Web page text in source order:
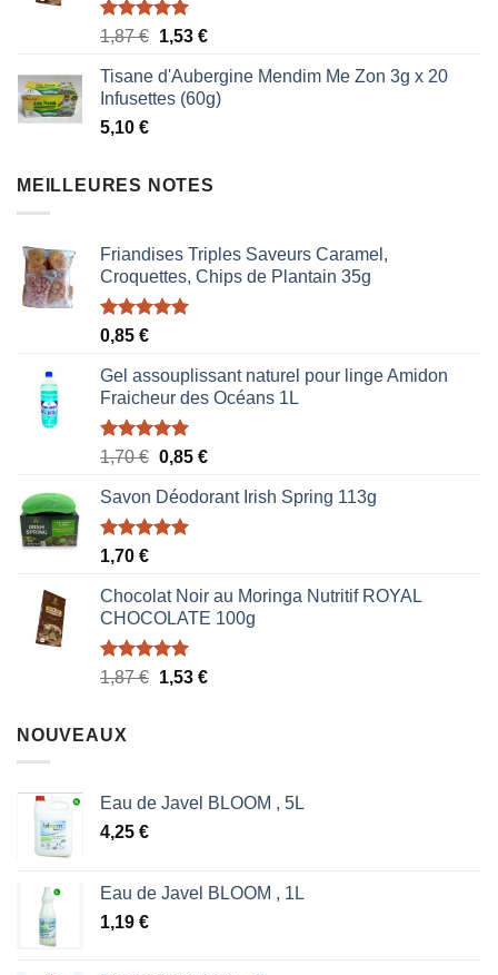
Note5.00
1,87€ Le
initial
était :
1,53 €Le
actuel
est :
Tisane d'Aubergine Mendim Me Zon 3g x 20
Infusettes (60g)
5,10 €
MEILLEURES NOTES
Friandises Triples Saveurs Caramel,
Croquettes, Chips de Plantain 35g
Note5.00
0,85 €
Gel assouplissant naturel pour linge Amidon
Fraicheur des Océans 1L
Note5.00
1,70€ Le
initial
était :
0,85 €Le
actuel
Savon Déodorant Irish Spring 113g
Note5.00
1,70 €
Chocolat Noir au Moringa Nutritif ROYAL
CHOCOLATE 100g
Note5.00
1,87€ Le
1,53 €Le
NOUVEAUX
Eau de Javel BLOOM , 5L
4,25 €
Eau de Javel BLOOM , 1L
1,19 €